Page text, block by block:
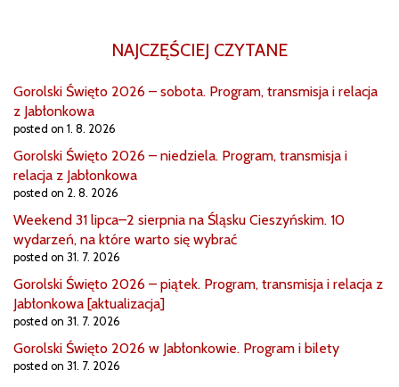
NAJCZĘŚCIEJ CZYTANE
Gorolski Święto 2026 – sobota. Program, transmisja i relacja
z Jabłonkowa
posted on 1. 8. 2026
Gorolski Święto 2026 – niedziela. Program, transmisja i
relacja z Jabłonkowa
posted on 2. 8. 2026
Weekend 31 lipca–2 sierpnia na Śląsku Cieszyńskim. 10
wydarzeń, na które warto się wybrać
posted on 31. 7. 2026
Gorolski Święto 2026 – piątek. Program, transmisja i relacja z
Jabłonkowa [aktualizacja]
posted on 31. 7. 2026
Gorolski Święto 2026 w Jabłonkowie. Program i bilety
posted on 31. 7. 2026